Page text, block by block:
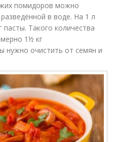
Лечо на сковороде
Лечо из болгарского
сладкого
помидоров можно
в воде. На 1 л
Такого количества
1½ кг
нужно очистить от семян и